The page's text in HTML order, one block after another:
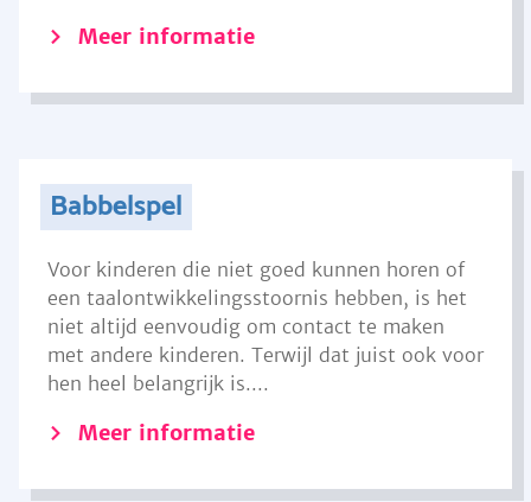
Meer informatie
Babbelspel
Voor kinderen die niet goed kunnen horen of
een taalontwikkelingsstoornis hebben, is het
niet altijd eenvoudig om contact te maken
met andere kinderen. Terwijl dat juist ook voor
hen heel belangrijk is....
Meer informatie